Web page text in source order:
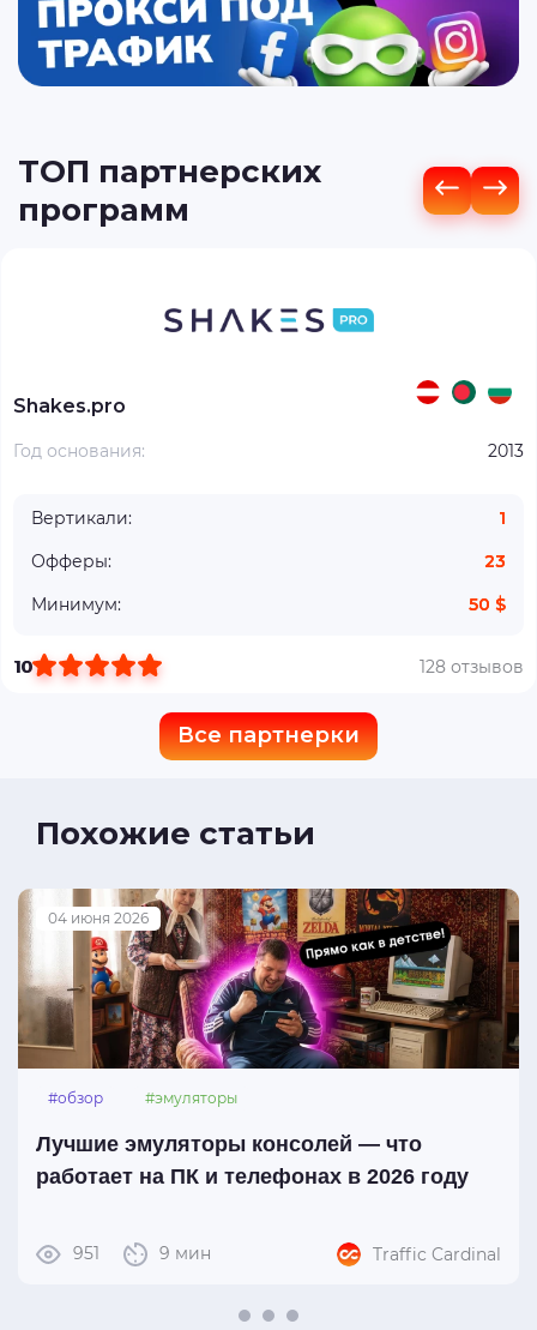
ТОП партнерских
программ
Shakes.pro
Год основания: 2013
Вертикали:
1
Офферы:
23
Минимум:
50 $
10 128 отзывов
Все партнерки
Похожие статьи
04 июня 2026
#обзор #эмуляторы
Лучшие эмуляторы консолей — что
работает на ПК и телефонах в 2026 году
951 9 мин Traffic Cardinal